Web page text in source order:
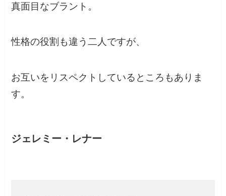
真面目なブラント。
性格の役割も違う二人ですが、
お互いをリスペクトしているところもありま
す。
ジェレミー・レナー